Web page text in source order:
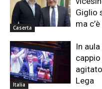
Caserta
Giglio
ma
Italia
In
Lega